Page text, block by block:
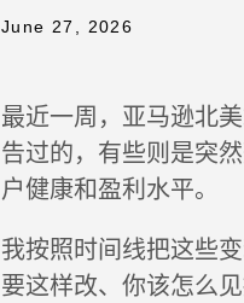
June 27, 2026
最近一周，亚马逊北
告过的，有些则是突
户健康和盈利水平。
我按照时间线把这些
要这样改、你该怎么